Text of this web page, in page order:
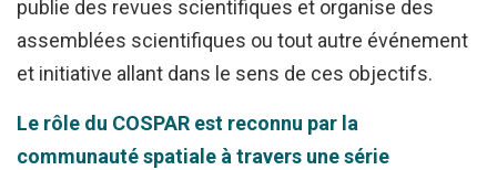
publie des revues scientifiques et organise des
assemblées scientifiques ou tout autre événement
et initiative allant dans le sens de ces objectifs.
Le rôle du COSPAR est reconnu par la
communauté spatiale à travers une série
de
passe